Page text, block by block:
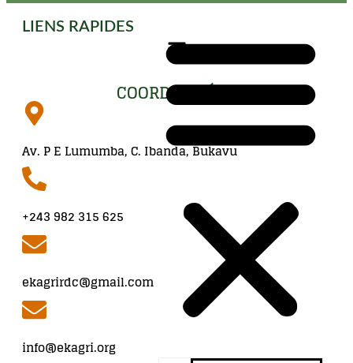
LIENS RAPIDES
COORDONNÉES
Av. P E Lumumba, C. Ibanda, Bukavu
+243 982 315 625
ekagrirdc@gmail.com
info@ekagri.org